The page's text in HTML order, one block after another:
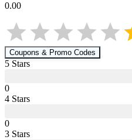
0.00
Coupons & Promo Codes
5 Stars
0
4 Stars
0
3 Stars